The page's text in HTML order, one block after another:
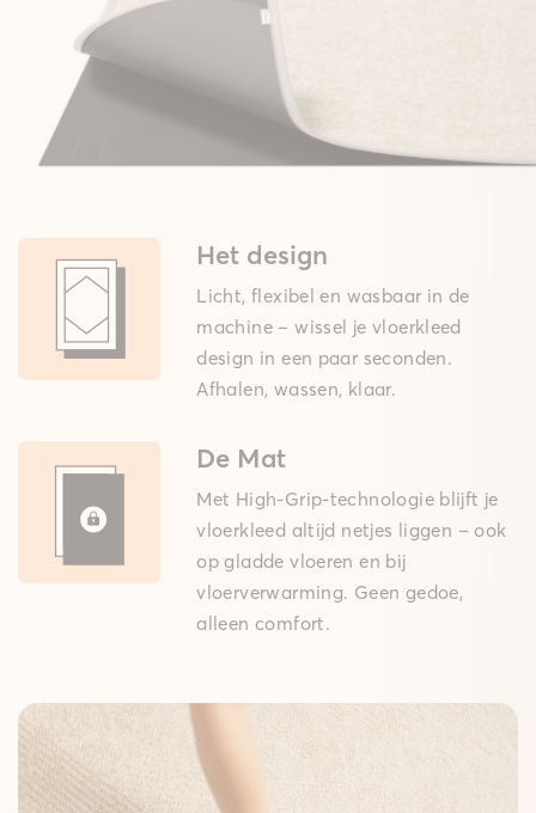
Het design
Licht, flexibel en wasbaar in de
machine – wissel je vloerkleed
design in een paar seconden.
Afhalen, wassen, klaar.
De Mat
Met High-Grip-technologie blijft je
vloerkleed altijd netjes liggen – ook
op gladde vloeren en bij
vloerverwarming. Geen gedoe,
alleen comfort.